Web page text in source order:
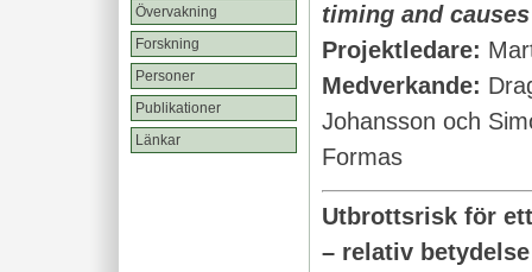
Övervakning
Forskning
Personer
Publikationer
Länkar
timing and causes
Projektledare:
Medverkande:
Johansson och
Formas
Utbrottsrisk för
– relativ